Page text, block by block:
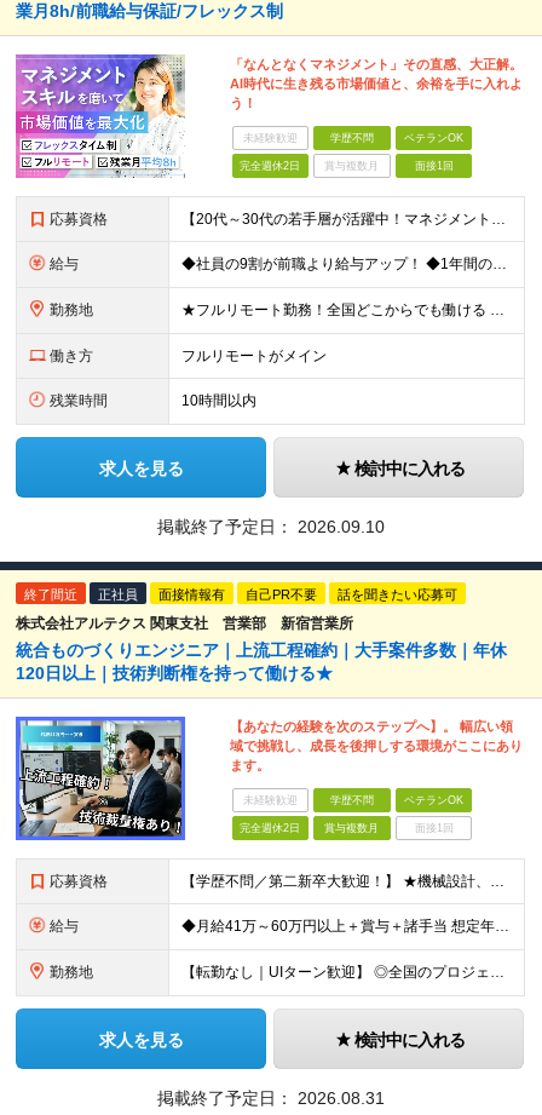
業月8h/前職給与保証/フレックス制
「なんとなくマネジメント」その直感、大正解。
AI時代に生き残る市場価値と、余裕を手に入れよ
う！
未経験歓迎 学歴不問 ベテランOK
完全週休2日 賞与複数月 面接1回
応募資格 【20代～30代の若手層が活躍中！マネジメント未経験歓迎】 ●エンジニアとしての実務経験を3年以上お持ちの方 （開発言語や担当フェーズは不問） ●学歴不問 ★「PLやPMにステップアップしたい」 「
給与 ◆社員の9割が前職より給与アップ！ ◆1年間の昇給で月給2万～4万円UPも可能！ 月給450,000円～531,500円+賞与年2回 ※経験・スキルを考慮の上、優遇いたします ※残業代につきまして
勤務地 ★フルリモート勤務！全国どこからでも働ける 【事業所】 東京都品川区西五反田2-24-4 THE CROSS GOTANDA 1F ＼一人にならない！帰属意識を感じながら働ける／ リモートでもメン
働き方 フルリモートがメイン
残業時間 10時間以内
求人を見る 検討中に入れる
掲載終了予定日： 2026.09.10
終了間近 正社員 面接情報有 自己PR不要 話を聞きたい応募可
株式会社アルテクス 関東支社 営業部 新宿営業所
統合ものづくりエンジニア｜上流工程確約｜大手案件多数｜年休
120日以上｜技術判断権を持って働ける★
【あなたの経験を次のステップへ】。 幅広い領
域で挑戦し、成長を後押しする環境がここにあり
ます。
未経験歓迎 学歴不問 ベテランOK
完全週休2日 賞与複数月 面接1回
応募資格 【学歴不問／第二新卒大歓迎！】 ★機械設計、電気設計、制御（組込・FA制御など）のいずれかに関する一連の工程経験をお持ちの方（実務年数やブランクは問いません） 〜「完全にマネジメントができる方」だけ
給与 ◆月給41万～60万円以上＋賞与＋諸手当 想定年収500万円～700万円 ※経験や能力を考慮して優遇します ※残業代は別途全額支給します ※試用期間3ヶ月（期間中も待遇・条件に差異はございません）
勤務地 【転勤なし｜UIターン歓迎】 ◎全国のプロジェクト先へ配属 ※配属先は希望を考慮します ※お任せする業務の状況により転居を伴う就業の可能性はありますが、その際は希望を考慮します ◆本社 福岡県
求人を見る 検討中に入れる
掲載終了予定日： 2026.08.31